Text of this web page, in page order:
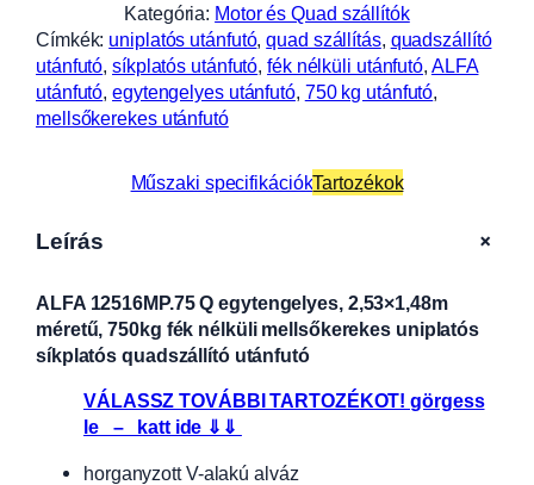
Kategória: Motor és Quad szállítók
Címkék: uniplatós utánfutó, quad szállítás, quadszállító
utánfutó, síkplatós utánfutó, fék nélküli utánfutó, ALFA
utánfutó, egytengelyes utánfutó, 750 kg utánfutó
mellsőkerekes utánfutó
Műszaki specifikációkTartozékok
Leírás +
ALFA 12516MP.75 Q egytengelyes, 2,53×1,48m
méretű, 750kg fék nélküli mellsőkerekes uniplatós
síkplatós quadszállító utánfutó
VÁLASSZ TOVÁBBI TARTOZÉKOT! görgess
le – katt ide ⇓⇓
horganyzott V-alakú alváz